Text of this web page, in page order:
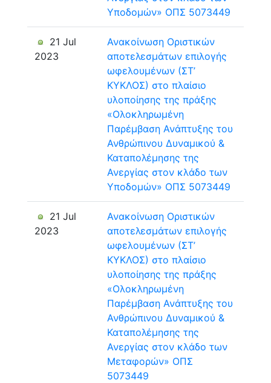
Υποδομών» ΟΠΣ 5073449
21 Jul
2023
Ανακοίνωση Οριστικών
αποτελεσμάτων επιλογής
ωφελουμένων (ΣΤ’
ΚΥΚΛΟΣ) στο πλαίσιο
υλοποίησης της πράξης
«Ολοκληρωμένη
Παρέμβαση Ανάπτυξης του
Ανθρώπινου Δυναμικού &
Καταπολέμησης της
Ανεργίας στον κλάδο των
Υποδομών» ΟΠΣ 5073449
21 Jul
2023
Ανακοίνωση Οριστικών
αποτελεσμάτων επιλογής
ωφελουμένων (ΣΤ’
ΚΥΚΛΟΣ) στο πλαίσιο
υλοποίησης της πράξης
«Ολοκληρωμένη
Παρέμβαση Ανάπτυξης του
Ανθρώπινου Δυναμικού &
Καταπολέμησης της
Ανεργίας στον κλάδο των
Μεταφορών» ΟΠΣ
5073449